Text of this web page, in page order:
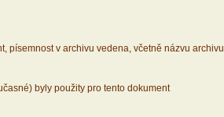
písemnost v archivu vedena, včetně názvu archivu
byly použity pro tento dokument